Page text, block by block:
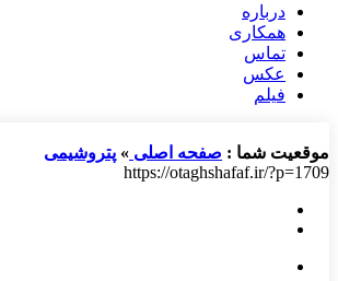
درباره
همکاری
تماس
عکس
فیلم
موقعیت شما : صفحه اصلی » پتروشیمی
https://otaghshafaf.ir/?p=1709